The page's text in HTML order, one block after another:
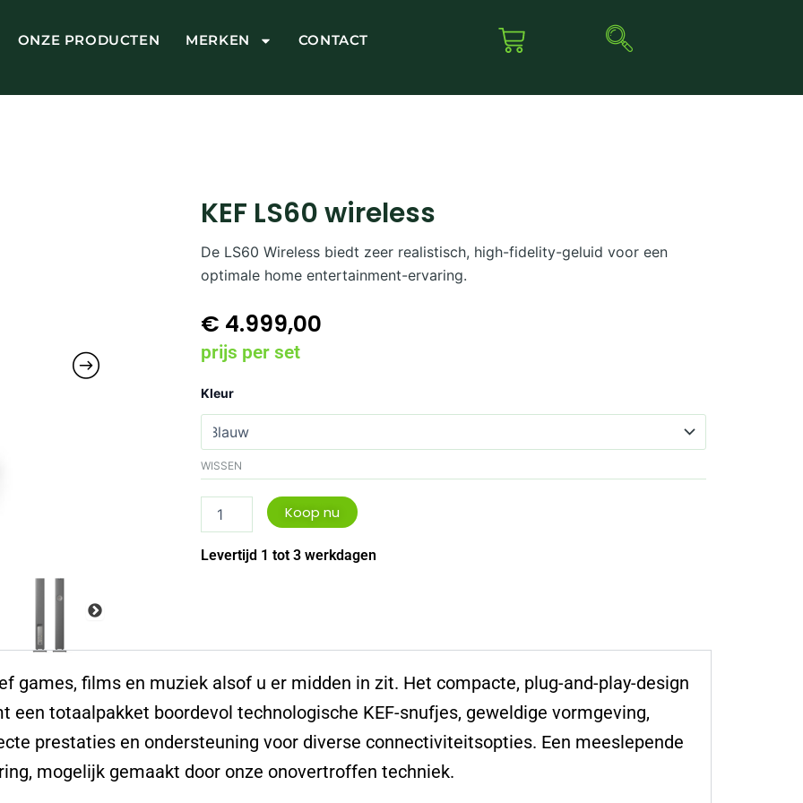
ONZE PRODUCTEN MERKEN CONTACT
KEF LS60 wireless
De LS60 Wireless biedt zeer realistisch, high-fidelity-geluid voor een
optimale home entertainment-ervaring.
€ 4.999,00
prijs per set
Kleur
WISSEN
KEF
LS60
aantal
Koop nu
Levertijd 1 tot 3 werkdagen
games, films en muziek alsof u er midden in zit. Het compacte, plug-and-play-design
een totaalpakket boordevol technologische KEF-snufjes, geweldige vormgeving,
prestaties en ondersteuning voor diverse connectiviteitsopties. Een meeslepende
mogelijk gemaakt door onze onovertroffen techniek.